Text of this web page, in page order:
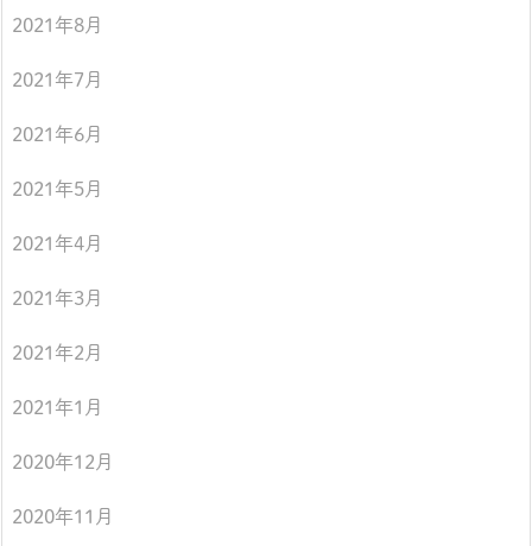
2021年8月
2021年7月
2021年6月
2021年5月
2021年4月
2021年3月
2021年2月
2021年1月
2020年12月
2020年11月